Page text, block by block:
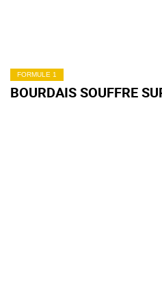
FORMULE 1
BOURDAIS SOUFFRE